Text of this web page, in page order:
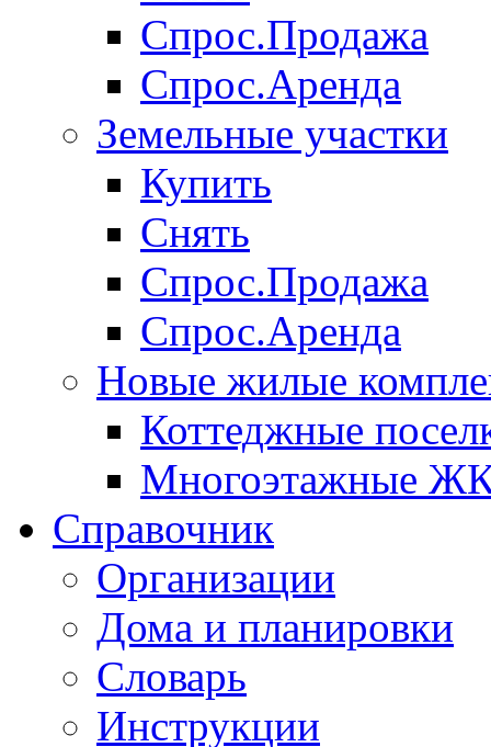
Спрос.Продажа
Спрос.Аренда
Земельные участки
Купить
Снять
Спрос.Продажа
Спрос.Аренда
Новые жилые
Коттеджные
Многоэтажные
Справочник
Организации
Дома и планировки
Словарь
Инструкции